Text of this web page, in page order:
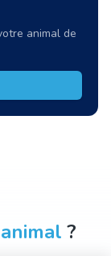
animal de
?